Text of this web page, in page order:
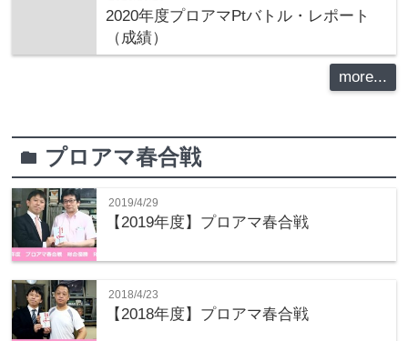
2020年度プロアマPtバトル・レポート
（成績）
more...
folder プロアマ春合戦
2019/4/29
【2019年度】プロアマ春合戦
2018/4/23
【2018年度】プロアマ春合戦